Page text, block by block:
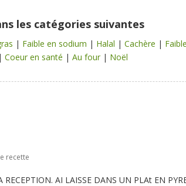
les catégories suivantes
| Faible en sodium | Halal | Cachère |
| Coeur en santé | Au four | Noël
recette
RECEPTION. AI LAISSE DANS UN PLAt EN